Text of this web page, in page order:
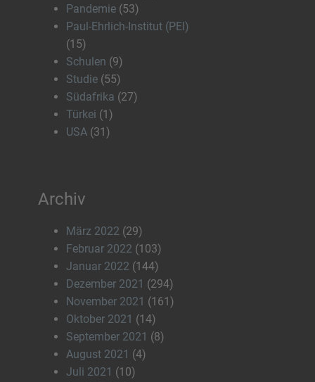
Pandemie (53)
Paul-Ehrlich-Institut (PEI)
(15)
Schulen (9)
Studie (55)
Südafrika (27)
Türkei (1)
USA (31)
Archiv
März 2022 (29)
Februar 2022 (103)
Januar 2022 (144)
Dezember 2021 (294)
November 2021 (161)
Oktober 2021 (14)
September 2021 (8)
August 2021 (4)
Juli 2021 (10)